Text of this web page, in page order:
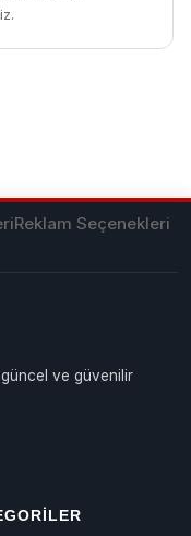
Reklam Seçenekleri
ve güvenilir